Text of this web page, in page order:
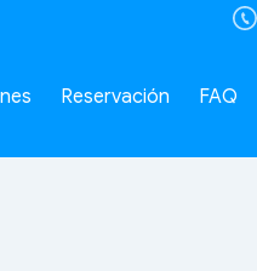
Reservación FAQ